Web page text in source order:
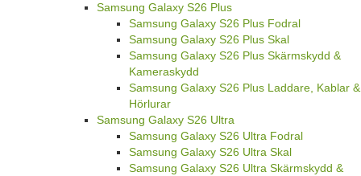
Samsung Galaxy S26 Plus
Samsung Galaxy S26 Plus Fodral
Samsung Galaxy S26 Plus Skal
Samsung Galaxy S26 Plus Skärmskydd &
Kameraskydd
Samsung Galaxy S26 Plus Laddare, Kablar &
Hörlurar
Samsung Galaxy S26 Ultra
Samsung Galaxy S26 Ultra Fodral
Samsung Galaxy S26 Ultra Skal
Samsung Galaxy S26 Ultra Skärmskydd &